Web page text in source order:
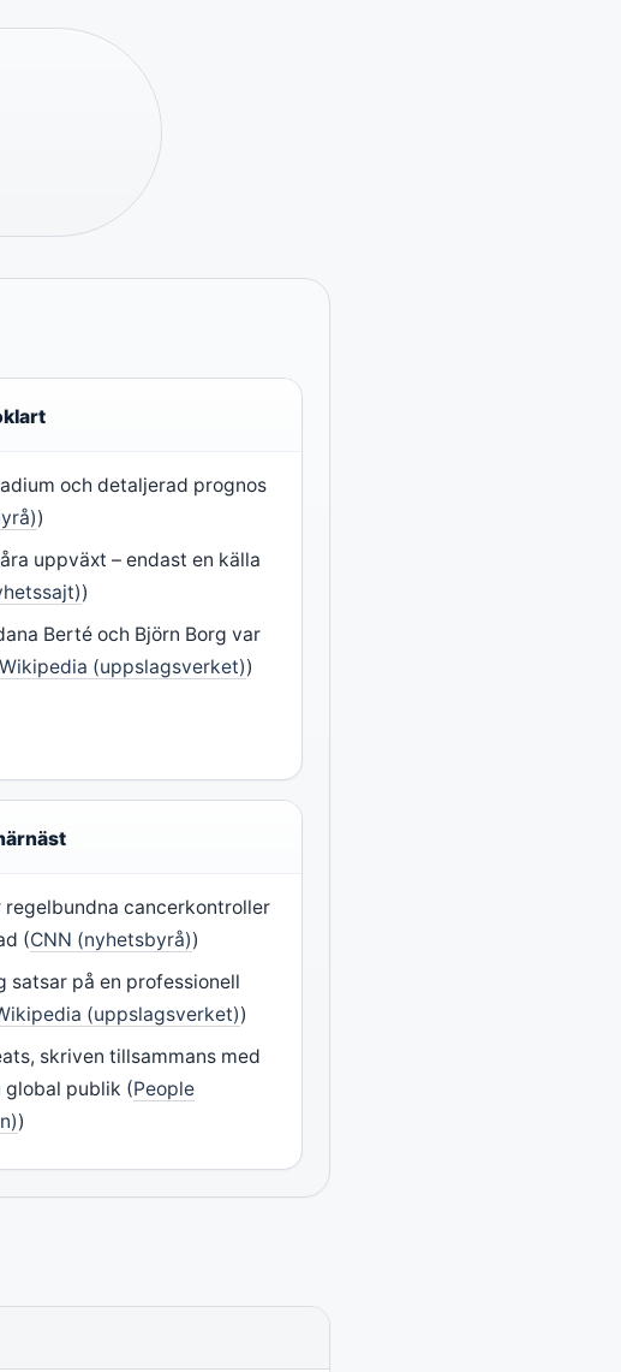
och detaljerad prognos
)
uppväxt – endast en källa
)
Berté och Björn Borg var
Wikipedia (uppslagsverket))
cancerkontroller
(CNN (nyhetsbyrå))
satsar på en professionell
(uppslagsverket))
skriven tillsammans med
global publik (People
)